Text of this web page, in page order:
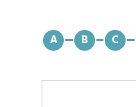
A B C